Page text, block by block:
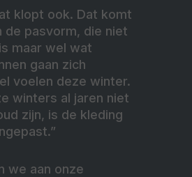
klopt ook. Dat komt
de pasvorm, die niet
maar wel wat
gaan zich
voelen deze winter.
winters al jaren niet
zijn, is de kleding
we aan onze